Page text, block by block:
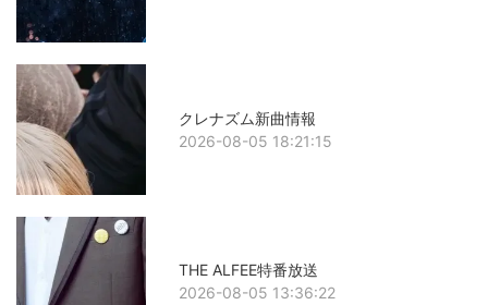
クレナズム新曲情報
2026-08-05 18:21:15
THE ALFEE特番放送
2026-08-05 13:36:22